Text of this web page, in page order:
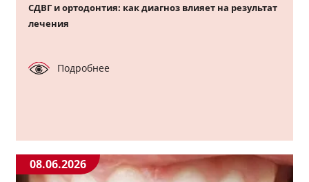
СДВГ и ортодонтия: как диагноз влияет на результат
лечения
Подробнее
08.06.2026